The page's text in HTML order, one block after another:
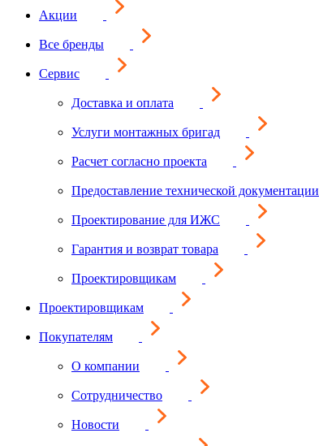
Акции
Все бренды
Сервис
Доставка и оплата
Услуги монтажных бригад
Расчет согласно проекта
Предоставление технической документации
Проектирование для ИЖС
Гарантия и возврат товара
Проектировщикам
Проектировщикам
Покупателям
О компании
Сотрудничество
Новости